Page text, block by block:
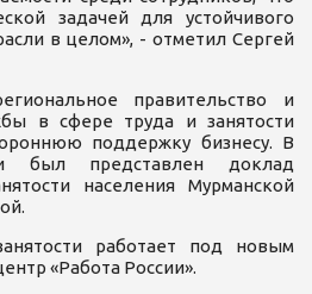
задачей для устойчивого
в целом», - отметил Сергей
правительство и
в сфере труда и занятости
поддержку бизнесу. В
был представлен доклад
населения Мурманской
работает под новым
«Работа России».